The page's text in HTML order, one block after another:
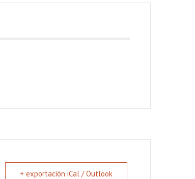
+ exportación iCal / Outlook